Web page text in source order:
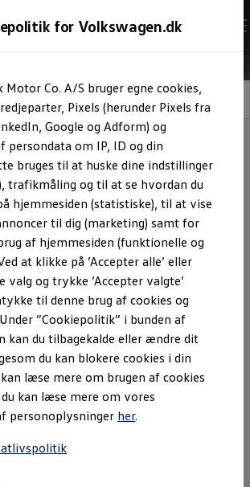
for Volkswagen.dk
Motor Co. A/S bruger egne cookies,
Pixels (herunder Pixels fra
Google og Adform) og
persondata om IP, ID og din
bruges til at huske dine indstillinger
trafikmåling og til at se hvordan du
hjemmesiden (statistiske), til at vise
til dig (marketing) samt for
af hjemmesiden (funktionelle og
at klikke på ’Accepter alle’ eller
valg og trykke ’Accepter valgte’
til denne brug af cookies og
”Cookiepolitik” i bunden af
kan du tilbagekalde eller ændre dit
du kan blokere cookies i din
læse mere om brugen af cookies
kan læse mere om vores
personoplysninger her.
Volkswagen
Volkswagen
on Tour app
Polo
Cross
Neo
Tourer
Buzz
EVERY1
2all & ID. GTI
på el
i dagligdagen
modeller
Buzz Cargo
og Rækkevidde
med Clever
med Clever - Erhvervsbiler
din rækkevidde
Feeling of spaciousness
til udfoldelse